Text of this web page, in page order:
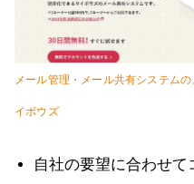
メール管理・メール共有システム
イボウズ
自社の要望に合わせて